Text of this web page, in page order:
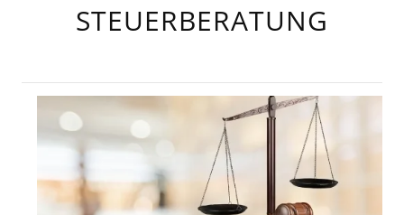
STEUERBERATUNG